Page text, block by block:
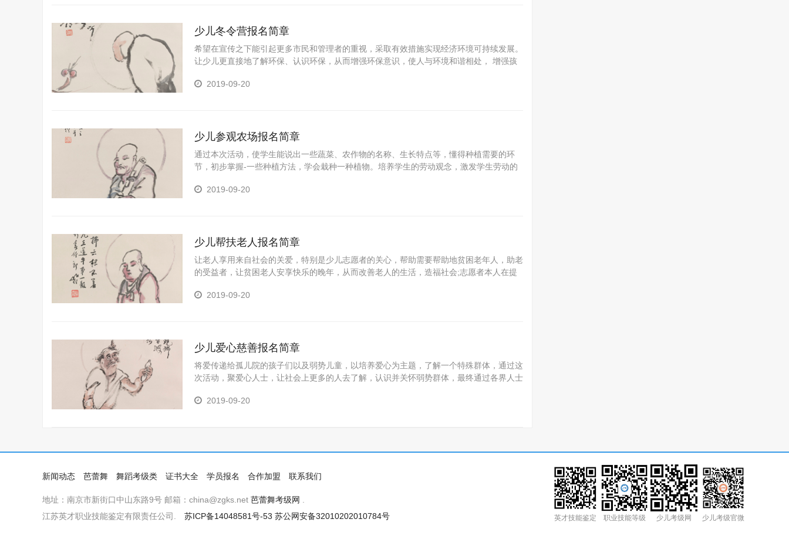
少儿冬令营报名简章
希望在宣传之下能引起更多市民和管理者的重视，采取有效措施实现经济环境可持续发展。
让少儿更直接地了解环保、认识环保，从而增强环保意识，使人与环境和谐相处， 增强孩
个性特长，展示学生在学科学习中的成果，特进行本次活动。 为了培养少年儿童职业兴
2019-09-20
少儿参观农场报名简章
通过本次活动，使学生能说出一些蔬菜、农作物的名称、生长特点等，懂得种植需要的环
节，初步掌握-一些种植方法，学会栽种一种植物。培养学生的劳动观念，激发学生劳动的
体验。 培养孩子独立自主的生活能力、提高孩子的自理能力；为了发展学生的个性特长，
2019-09-20
少儿帮扶老人报名简章
让老人享用来自社会的关爱，特别是少儿志愿者的关心，帮助需要帮助地贫困老年人，助老
的受益者，让贫困老人安享快乐的晚年，从而改善老人的生活，造福社会;志愿者本人在提
们少儿志愿者协会的长足发展。 培养孩子独立自主的生活能力、提高孩子的自理能力；为
2019-09-20
少儿爱心慈善报名简章
将爱传递给孤儿院的孩子们以及弱势儿童，以培养爱心为主题，了解一个特殊群体，通过这
次活动，聚爱心人士，让社会上更多的人去了解，认识并关怀弱势群体，最终通过各界人士
秋冬不在冷，孤寡儿童充分体会到社会大家庭的温暖，并鼓励他们好好学习，将来回报社
2019-09-20
新闻动态 芭蕾舞 舞蹈考级类 证书大全 学员报名 合作加盟 联系我们
地址：南京市新街口中山东路9号 邮箱：china@zgks.net 芭蕾舞考级网
江苏英才职业技能鉴定有限责任公司. 苏ICP备14048581号-53 苏公网安备32010202010784号 英才技能鉴定 职业技能等级 少儿考级网 少儿考级官微